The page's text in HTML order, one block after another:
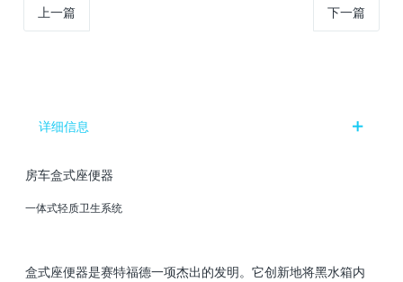
上一篇 下一篇
详细信息
房车盒式座便器
⼀体式轻质卫⽣系统
盒式座便器是赛特福德⼀项杰出的发明。它创新地将⿊⽔箱内